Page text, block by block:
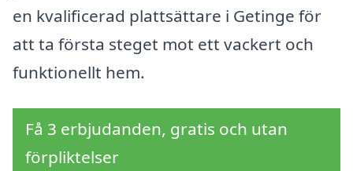
en kvalificerad plattsättare i Getinge för
att ta första steget mot ett vackert och
funktionellt hem.
Få 3 erbjudanden, gratis och utan
förpliktelser